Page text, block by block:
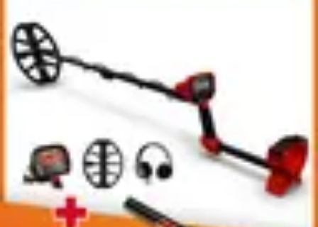
Objets Connectés
connectésTendances
Connect Belgium